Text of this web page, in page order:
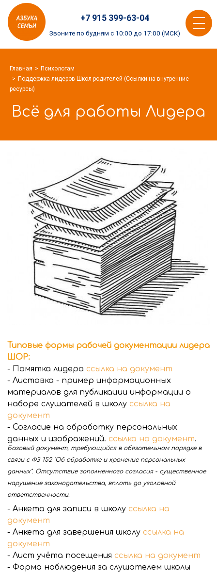
Азбука
семьи
logo
+7 915 399-63-04
Звоните по будням с 10:00 до 17:00 (МСК)
Toggle
Главная
Психологам
Поддержка лидеров Школ родителей (Ссылки на внутренние
ресурсы)
Всё для работы Лидера
Типовые формы рабочей документации лидера
ШОР:
- Памятка лидера ссылка на документ
- Листовка - пример информационных
материалов для публикации информации о
наборе слушателей в школу ссылка на
документ
- Согласие на обработку персональных
данных и изображений. ссылка на документ.
Базовый документ, требующийся в обязательном порядке в
связи с ФЗ 152 "Об обработке и хранение персональных
данных". Отсутствие заполненного согласия - существенное
нарушение законодательства, вплоть до уголовной
ответственности.
- Анкета для записи в школу ссылка на
документ
- Анкета для завершения школу ссылка на
документ
- Лист учёта посещения ссылка на документ
- Форма наблюдения за слушателем школы